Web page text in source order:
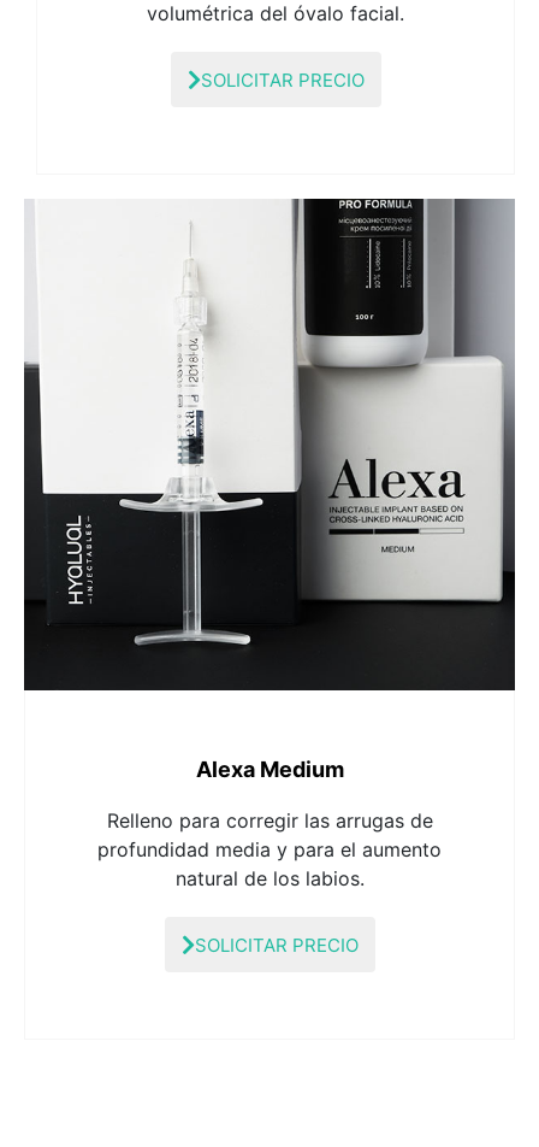
volumétrica del óvalo facial.
SOLICITAR PRECIO
Alexa Medium
Relleno para corregir las arrugas de
profundidad media y para el aumento
natural de los labios.
SOLICITAR PRECIO